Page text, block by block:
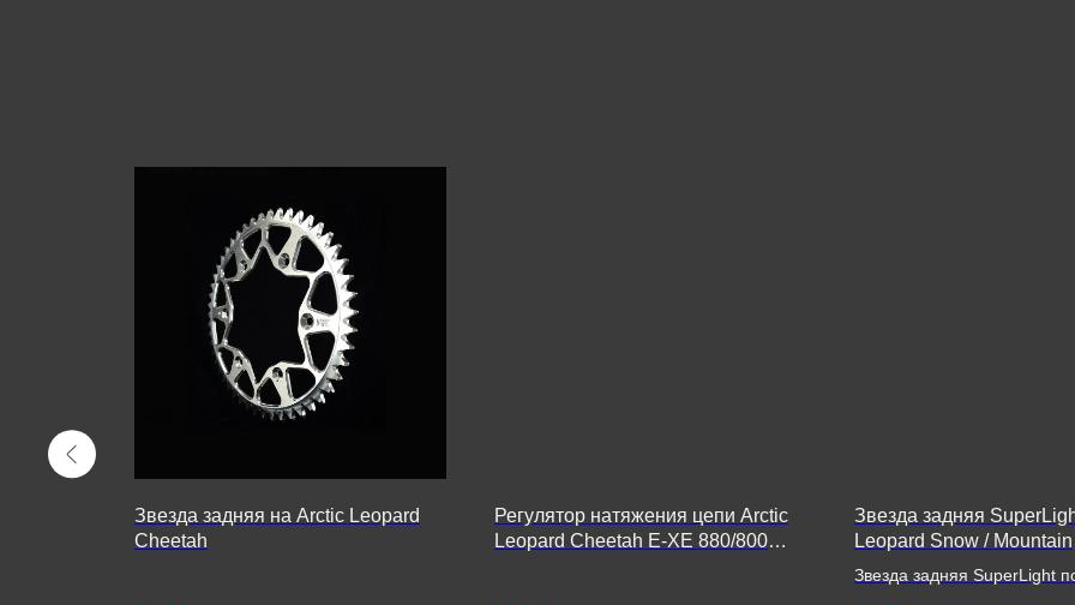
Звезда задняя на Arctic Leopard
Cheetah
Регулятор натяжения цепи Arctic
Leopard Cheetah E-XE 880/800
Звезда задняя
Leopard Snow / Mountain
Звезда задняя SuperLight